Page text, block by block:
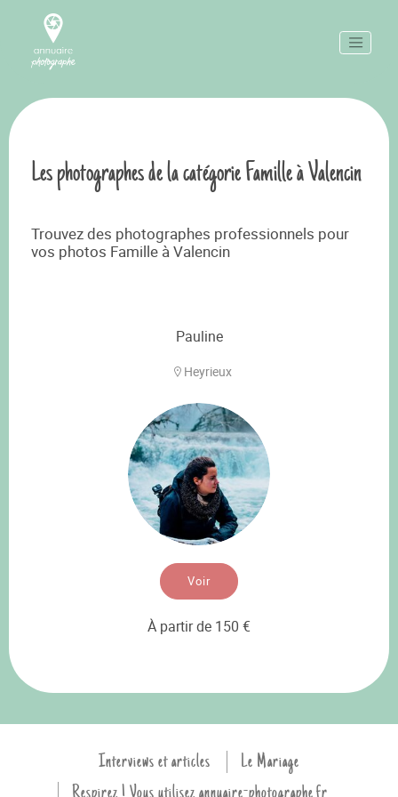
Les photographes de la catégorie Famille à Valencin
Trouvez des photographes professionnels pour
vos photos Famille à Valencin
Pauline
Heyrieux
Voir
À partir de 150 €
Interviews et articles
Le Mariage